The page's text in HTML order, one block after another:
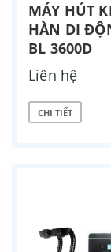
MÁY HÚT
HÀN DI
BL 3600D
Liên hệ
CHI TIẾT